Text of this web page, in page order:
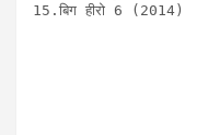
15.बिग हीरो 6 (2014)